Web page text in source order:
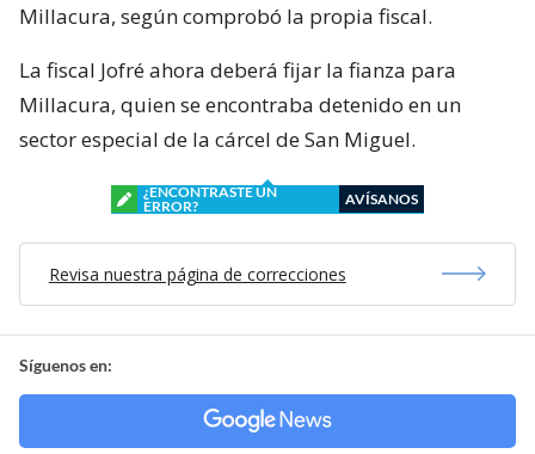
Millacura, según comprobó la propia fiscal.
La fiscal Jofré ahora deberá fijar la fianza para
Millacura, quien se encontraba detenido en un
sector especial de la cárcel de San Miguel.
¿ENCONTRASTE UN
ERROR?
AVÍSANOS
Revisa nuestra página de correcciones
Síguenos en: